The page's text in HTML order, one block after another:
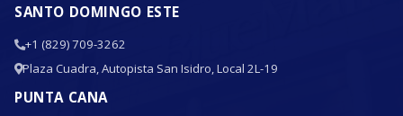
SANTO DOMINGO ESTE
+1 (829) 709-3262
Plaza Cuadra, Autopista San Isidro, Local 2L-19
PUNTA CANA